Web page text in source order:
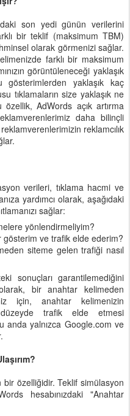
son yedi günün verilerini
bir teklif (maksimum TBM)
olarak görmenizi sağlar.
farklı bir maksimum
görüntüleneceği yaklaşık
gösterimlerden yaklaşık kaç
tıklamaların size yaklaşık ne
AdWords açık artırma
daha bilinçli
reklamcılık
verileri, tıklama hacmi ve
yardımcı olarak, aşağıdaki
sağlar:
yönlendirmeliyim?
gösterim ve trafik elde ederim?
siteme gelen trafiği nasıl
sonuçları garantilemediğini
bir anahtar kelimeden
için, anahtar kelimenizin
trafik elde etmesi
anda yalnızca Google.com ve
özelliğidir. Teklif simülasyon
hesabınızdaki "Anahtar